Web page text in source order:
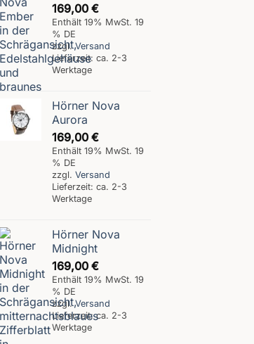
169,00 €
Enthält 19% MwSt. 19
% DE
zzgl.Versand
Lieferzeit: ca. 2-3
Werktage
Hörner Nova
Aurora
169,00 €
Enthält 19% MwSt. 19
% DE
zzgl. Versand
Lieferzeit: ca. 2-3
Werktage
Hörner Nova
Midnight
169,00 €
Enthält 19% MwSt. 19
% DE
zzgl.Versand
Lieferzeit: ca. 2-3
Werktage